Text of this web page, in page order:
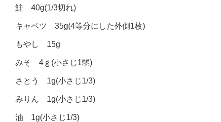
鮭 40g(1/3切れ)
キャベツ 35g(4等分にした外側1枚)
もやし 15g
みそ 4ｇ(小さじ1弱)
さとう 1g(小さじ1/3)
みりん 1g(小さじ1/3)
油 1g(小さじ1/3)